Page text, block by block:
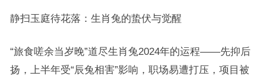
静扫玉庭待花落：生肖兔的蛰伏与觉醒
“旅食嗟余当岁晚”道尽生肖兔2024年的运程——先抑后
扬，上半年受“辰兔相害”影响，职场易遭打压，项目被